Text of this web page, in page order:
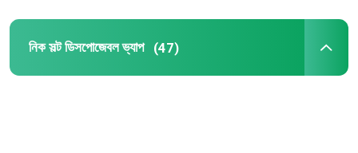
নিক সল্ট ডিসপোজেবল ভ্যাপ (47)